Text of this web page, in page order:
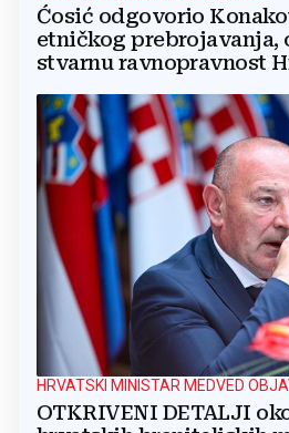
Ćosić odgovorio
etničkog prebrojavanja,
stvarnu ravnopravnost
HRVATSKI MINISTAR MEDVED
OTKRIVENI DETALJI